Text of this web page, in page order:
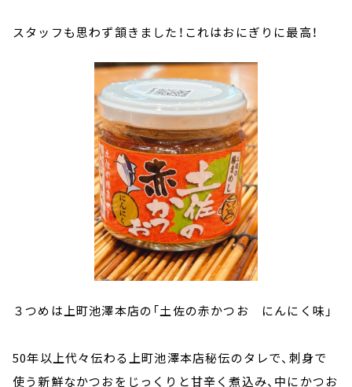
スタッフも思わず頷きました！これはおにぎりに最高！
３つめは上町池澤本店の「土佐の赤かつお にんにく味」
50年以上代々伝わる上町池澤本店秘伝のタレで、刺身で
使う新鮮なかつおをじっくりと甘辛く煮込み、中にかつお